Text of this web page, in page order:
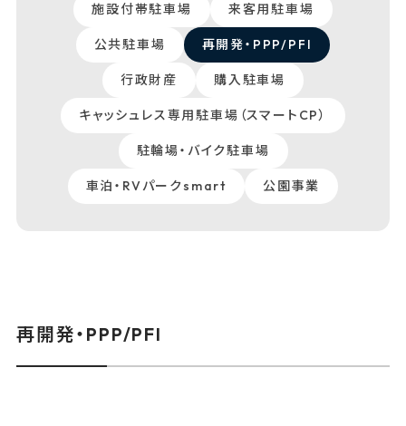
施設付帯駐車場 来客用駐車場
公共駐車場 再開発・PPP/PFI
行政財産 購入駐車場
キャッシュレス専用駐車場（スマートCP）
駐輪場・バイク駐車場
車泊・RVパークsmart 公園事業
再開発・PPP/PFI